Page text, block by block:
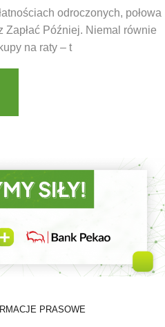
odroczonych, połowa
Zapłać Później. Niemal równie
na raty – t
PRASOWE